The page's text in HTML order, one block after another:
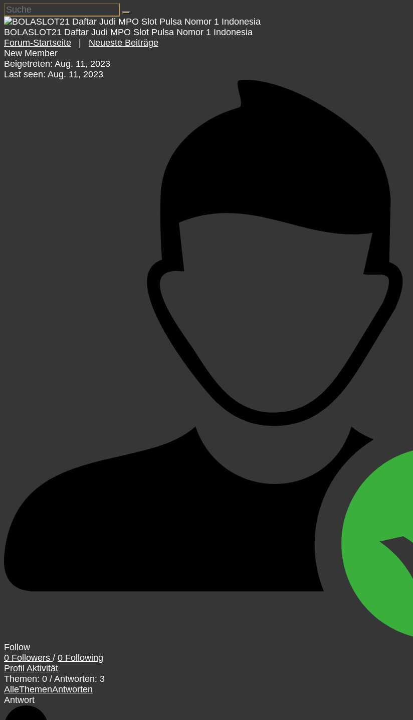
BOLASLOT21 Daftar Judi MPO Slot Pulsa Nomor 1 Indonesia
Forum-Startseite
Neueste Beiträge
New Member
Beigetreten: Aug. 11, 2023
Last seen: Aug. 11, 2023
Follow
0 Followers / 0 Following
Profil Aktivität
Themen: 0 / Antworten: 3
AlleThemenAntworten
Antwort